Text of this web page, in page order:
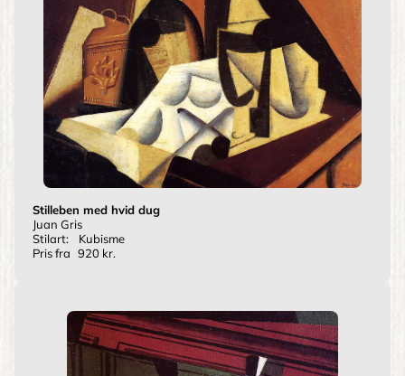
Stilleben med hvid dug
Juan Gris
Stilart:
Kubisme
Pris fra 920 kr.